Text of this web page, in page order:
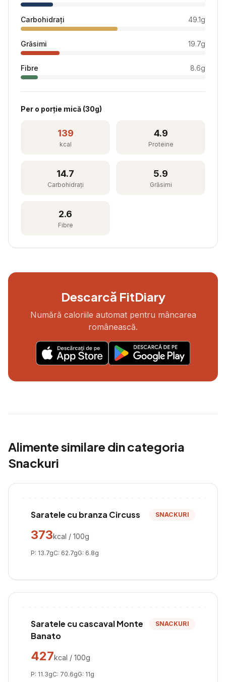
Carbohidrați 49.1g
Grăsimi 19.7g
Fibre 8.6g
Per o porție mică (30g)
139
kcal
4.9
Proteine
14.7
Carbohidrați
5.9
Grăsimi
2.6
Fibre
Descarcă FitDiary
Numără caloriile automat pentru mâncarea
românească.
Alimente similare din categoria
Snackuri
Saratele cu branza Circuss SNACKURI
373kcal / 100g
P: 13.7gC: 62.7gG: 6.8g
Saratele cu cascaval Monte
Banato
SNACKURI
427kcal / 100g
P: 11.3gC: 70.6gG: 11g